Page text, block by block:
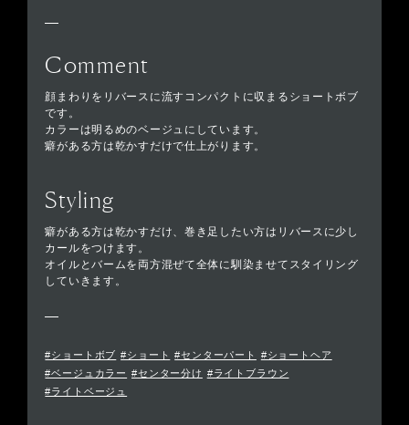
Comment
顔まわりをリバースに流すコンパクトに収まるショートボブ
です。
カラーは明るめのベージュにしています。
癖がある方は乾かすだけで仕上がります。
Styling
癖がある方は乾かすだけ、巻き足したい方はリバースに少し
カールをつけます。
オイルとバームを両方混ぜて全体に馴染ませてスタイリング
していきます。
#ショートボブ #ショート #センターパート
#ショートヘア
#ベージュカラー #センター分け #ライトブラウン
#ライトベージュ